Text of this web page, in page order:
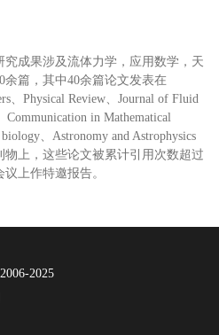
成果涉及流体力学，应用数学，天
篇，其中40余篇论文发表在
、Physical Review、Journal of Fluid
Communication in Mathematical
、Astronomy and Astrophysics
上，这些论文被累计引用次数超过
上作特邀报告。
2025